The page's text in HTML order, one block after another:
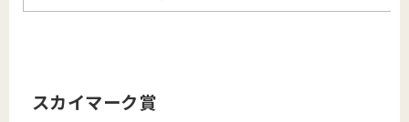
スカイマーク賞